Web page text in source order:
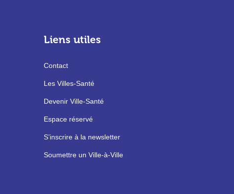
Liens utiles
Contact
Les Villes-Santé
Devenir Ville-Santé
Espace réservé
S’inscrire à la newsletter
Soumettre un Ville-à-Ville